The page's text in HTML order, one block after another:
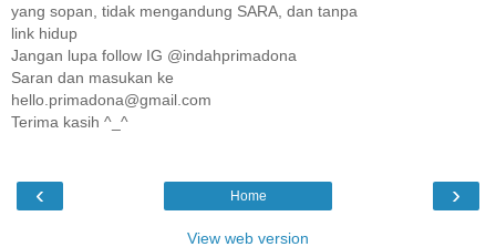
yang sopan, tidak mengandung SARA, dan tanpa
link hidup
Jangan lupa follow IG @indahprimadona
Saran dan masukan ke
hello.primadona@gmail.com
Terima kasih ^_^
‹ ›
Home
View web version